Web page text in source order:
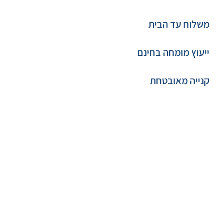
משלוח עד הבית
ייעוץ מומחה בחינם
קנייה מאובטחת